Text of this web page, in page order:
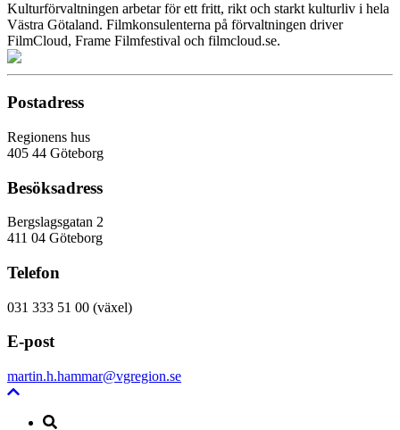
Kulturförvaltningen arbetar för ett fritt, rikt och starkt kulturliv i hela
Västra Götaland. Filmkonsulenterna på förvaltningen driver
FilmCloud, Frame Filmfestival och filmcloud.se.
Postadress
Regionens hus
405 44 Göteborg
Besöksadress
Bergslagsgatan 2
411 04 Göteborg
Telefon
031 333 51 00 (växel)
E-post
martin.h.hammar@vgregion.se